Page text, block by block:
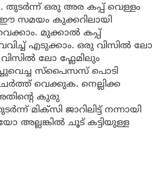
തുടർന്ന് ഒരു അര കപ്പ് വെള്ളം
സമയം കുക്കറിലായി
മുക്കാൽ കപ്പ്
എടുക്കാം. ഒരു വിസിൽ ലോ
ലോ ഫ്ലേമിലും
സ്പൈസസ് പൊടി
വെക്കുക. നെല്ലിക്ക
കുരു
മിക്സി ജാറിലിട്ട് നന്നായി
അല്ലങ്കിൽ ചൂട് കട്ടിയുള്ള